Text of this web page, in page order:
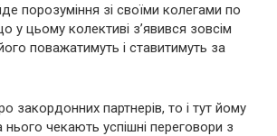
порозуміння зі своїми колегами по
у цьому колективі з’явився зовсім
поважатимуть і ставитимуть за
закордонних партнерів, то і тут йому
нього чекають успішні переговори з